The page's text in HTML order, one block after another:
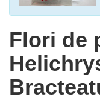
Flori de